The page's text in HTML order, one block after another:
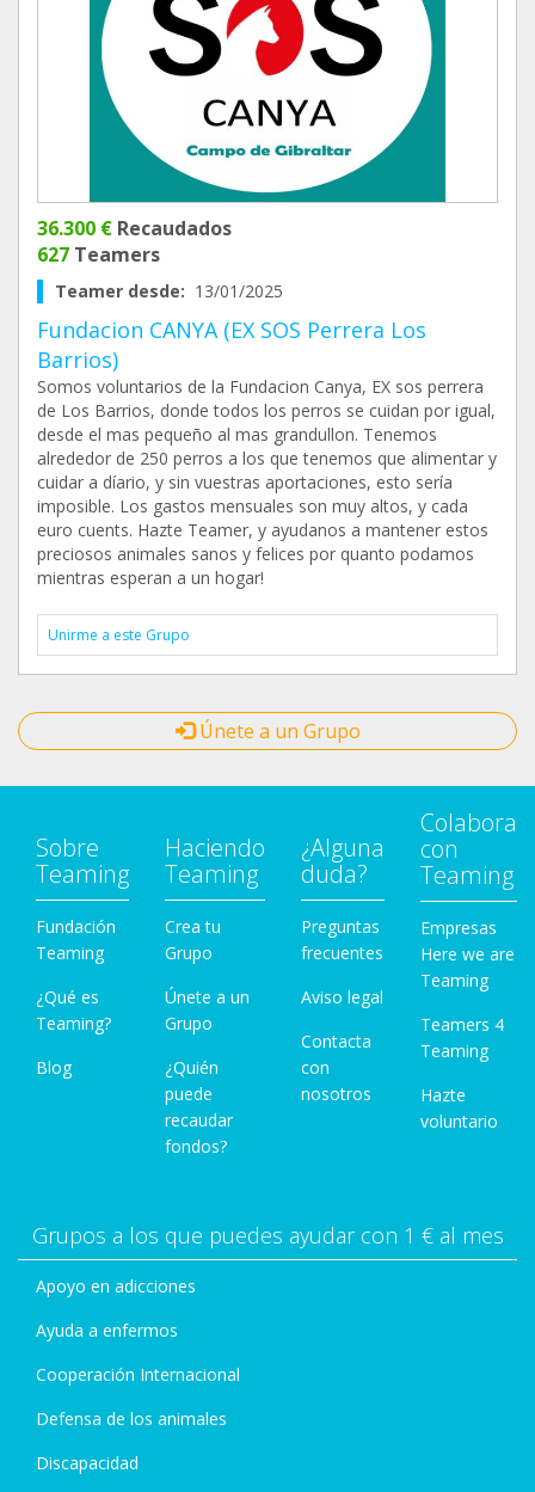
36.300 € Recaudados
627 Teamers
Teamer desde: 13/01/2025
Fundacion CANYA (EX SOS Perrera Los
Barrios)
Somos voluntarios de la Fundacion Canya, EX sos perrera
de Los Barrios, donde todos los perros se cuidan por igual,
desde el mas pequeño al mas grandullon. Tenemos
alrededor de 250 perros a los que tenemos que alimentar y
cuidar a díario, y sin vuestras aportaciones, esto sería
imposible. Los gastos mensuales son muy altos, y cada
euro cuents. Hazte Teamer, y ayudanos a mantener estos
preciosos animales sanos y felices por quanto podamos
mientras esperan a un hogar!
Unirme a este Grupo
Únete a un Grupo
Sobre
Teaming
Fundación
Teaming
¿Qué es
Teaming?
Blog
Haciendo
Teaming
Crea tu
Grupo
Únete a un
Grupo
¿Quién
puede
recaudar
fondos?
¿Alguna
duda?
Preguntas
frecuentes
Aviso legal
Contacta
con
nosotros
Colabora
con
Teaming
Empresas
Here we are
Teaming
Teamers 4
Teaming
Hazte
voluntario
Grupos a los que puedes ayudar con 1 € al mes
Apoyo en adicciones
Ayuda a enfermos
Cooperación Internacional
Defensa de los animales
Discapacidad